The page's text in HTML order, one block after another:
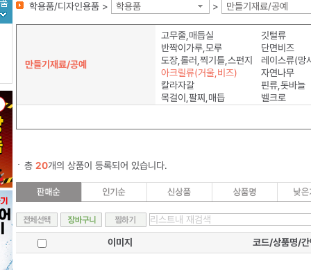
학용품/디자인용품 > 학용품 > 만들기재료/공예
만들기재료/공예
고무줄,매듭실
깃털류
반짝이가루,모루
단면비즈
도장,롤러,찍기틀,스펀지
레이스류(망
아크릴류(거울,비즈)
자연나무
칼라자갈
핀류,돗바늘
목걸이,팔찌,매듭
벨크로
총 20개의 상품이 등록되어 있습니다.
이미지 코드/상품명/간